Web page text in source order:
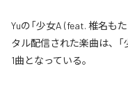
Yuの「少女A (feat. 椎名も
タル配信された楽曲は、
1曲となっている。